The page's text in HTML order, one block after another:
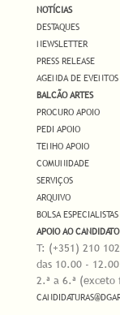
NOTÍCIAS
DESTAQUES
NEWSLETTER
PRESS RELEASE
AGENDA DE EVENTOS
BALCÃO ARTES
PROCURO APOIO
PEDI APOIO
TENHO APOIO
COMUNIDADE
SERVIÇOS
ARQUIVO
BOLSA ESPECIALISTAS
APOIO AO CANDIDATO
T: (+351) 210
das 10.00 -
2.ª a 6.ª (exceto